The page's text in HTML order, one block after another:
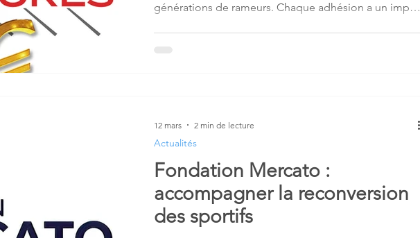
générations de rameurs. Chaque adhésion a un impact
votre adhésion
Fondation Mercato :
accompagner la reconversion
des sportifs
Actualités
12 mars 2 min de lecture